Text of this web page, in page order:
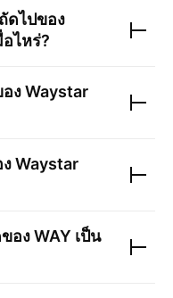
ดไปของ
อไหร่?
งWaystar
Waystar
องWAY เป็น